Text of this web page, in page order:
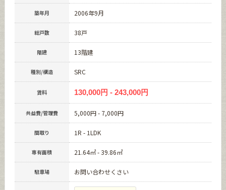
築年月 2006年9月
総戸数 38戸
階建 13階建
種別/構造 SRC
賃料 130,000円 - 243,000円
共益費/管理費 5,000円 - 7,000円
間取り 1R - 1LDK
専有面積 21.64㎡ - 39.86㎡
駐車場 お問い合わせくさい